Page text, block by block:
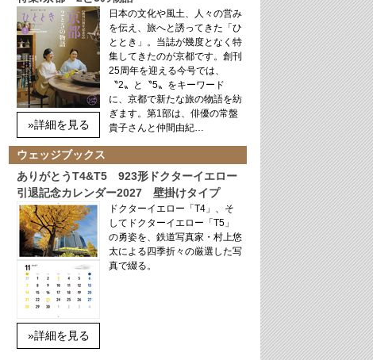
»詳細を見る
日本の文化や風土、人々の営み
を伝え、旅へと誘ってきた「ひ
ととき」。当誌が幾度となく特
集してきたのが京都です。創刊
25周年を迎える今号では、
〝2〟と〝5〟をキーワード
に、京都で新たな旅の物語を紡
ぎます。第1部は、俳優の常盤
貴子さんと仲間由紀…
ウェッジブックス
ありがとうT4&T5 923形ドクターイエロー
引退記念カレンダー2027 壁掛けタイプ
»詳細を見る
ドクターイエロー「T4」、そ
してドクターイエロー「T5」
の勇姿を、鉄道写真家・村上悠
太による四季折々の厳選した写
真で綴る。